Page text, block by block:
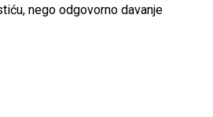
nego odgovorno davanje